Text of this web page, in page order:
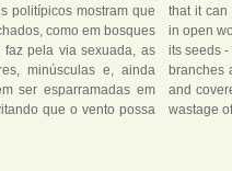
politípicos mostram que
como em bosques
faz pela via sexuada, as
minúsculas e, ainda
ser esparramadas em
que o vento possa
that it can
in open
its seeds
branches
and
wastage